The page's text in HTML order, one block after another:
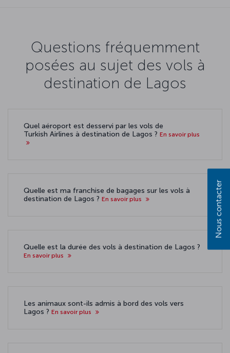
Questions fréquemment
posées au sujet des vols à
destination de Lagos
Quel aéroport est desservi par les vols de
Turkish Airlines à destination de Lagos ? En savoir plus
Quelle est ma franchise de bagages sur les vols à
destination de Lagos ? En savoir plus
Quelle est la durée des vols à destination de Lagos ?
En savoir plus
Les animaux sont-ils admis à bord des vols vers
Lagos ? En savoir plus
Nous contacter